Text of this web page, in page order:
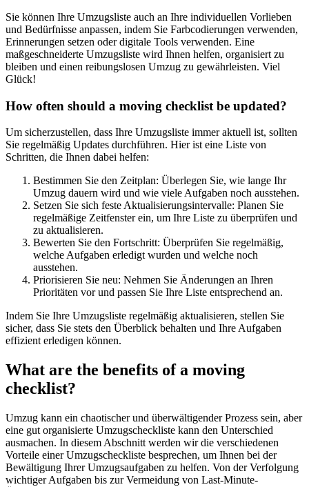
Sie können Ihre Umzugsliste auch an Ihre individuellen Vorlieben
und Bedürfnisse anpassen, indem Sie Farbcodierungen verwenden,
Erinnerungen setzen oder digitale Tools verwenden. Eine
maßgeschneiderte Umzugsliste wird Ihnen helfen, organisiert zu
bleiben und einen reibungslosen Umzug zu gewährleisten. Viel
Glück!
How often should a moving checklist be updated?
Um sicherzustellen, dass Ihre Umzugsliste immer aktuell ist, sollten
Sie regelmäßig Updates durchführen. Hier ist eine Liste von
Schritten, die Ihnen dabei helfen:
Bestimmen Sie den Zeitplan: Überlegen Sie, wie lange Ihr
Umzug dauern wird und wie viele Aufgaben noch ausstehen.
Setzen Sie sich feste Aktualisierungsintervalle: Planen Sie
regelmäßige Zeitfenster ein, um Ihre Liste zu überprüfen und
zu aktualisieren.
Bewerten Sie den Fortschritt: Überprüfen Sie regelmäßig,
welche Aufgaben erledigt wurden und welche noch
ausstehen.
Priorisieren Sie neu: Nehmen Sie Änderungen an Ihren
Prioritäten vor und passen Sie Ihre Liste entsprechend an.
Indem Sie Ihre Umzugsliste regelmäßig aktualisieren, stellen Sie
sicher, dass Sie stets den Überblick behalten und Ihre Aufgaben
effizient erledigen können.
What are the benefits of a moving
checklist?
Umzug kann ein chaotischer und überwältigender Prozess sein, aber
eine gut organisierte Umzugscheckliste kann den Unterschied
ausmachen. In diesem Abschnitt werden wir die verschiedenen
Vorteile einer Umzugscheckliste besprechen, um Ihnen bei der
Bewältigung Ihrer Umzugsaufgaben zu helfen. Von der Verfolgung
wichtiger Aufgaben bis zur Vermeidung von Last-Minute-